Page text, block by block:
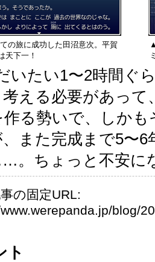
の旅に成功した田沼意次。平賀
天下一！
いたい1〜2時間ぐ
える必要があって
作る勢いで、しか
また完成まで5〜
。ちょっと不安に
の固定URL:
blog/
ト